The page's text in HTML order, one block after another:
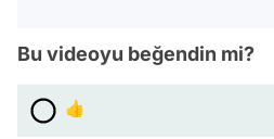
Bu videoyu beğendin mi?
👍